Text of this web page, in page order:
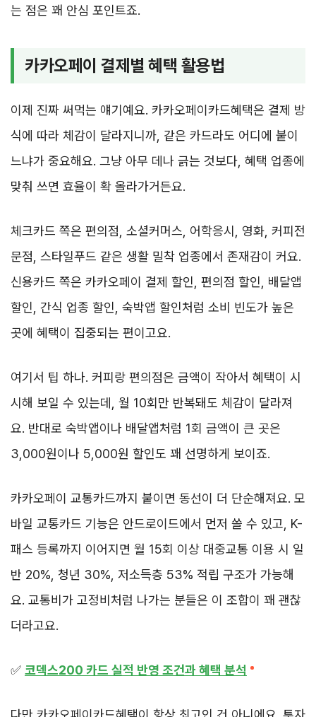
는 점은 꽤 안심 포인트죠.
카카오페이 결제별 혜택 활용법
이제 진짜 써먹는 얘기예요. 카카오페이카드혜택은 결제 방
식에 따라 체감이 달라지니까, 같은 카드라도 어디에 붙이
느냐가 중요해요. 그냥 아무 데나 긁는 것보다, 혜택 업종에
맞춰 쓰면 효율이 확 올라가거든요.
체크카드 쪽은 편의점, 소셜커머스, 어학응시, 영화, 커피전
문점, 스타일푸드 같은 생활 밀착 업종에서 존재감이 커요.
신용카드 쪽은 카카오페이 결제 할인, 편의점 할인, 배달앱
할인, 간식 업종 할인, 숙박앱 할인처럼 소비 빈도가 높은
곳에 혜택이 집중되는 편이고요.
여기서 팁 하나. 커피랑 편의점은 금액이 작아서 혜택이 시
시해 보일 수 있는데, 월 10회만 반복돼도 체감이 달라져
요. 반대로 숙박앱이나 배달앱처럼 1회 금액이 큰 곳은
3,000원이나 5,000원 할인도 꽤 선명하게 보이죠.
카카오페이 교통카드까지 붙이면 동선이 더 단순해져요. 모
바일 교통카드 기능은 안드로이드에서 먼저 쓸 수 있고, K-
패스 등록까지 이어지면 월 15회 이상 대중교통 이용 시 일
반 20%, 청년 30%, 저소득층 53% 적립 구조가 가능해
요. 교통비가 고정비처럼 나가는 분들은 이 조합이 꽤 괜찮
더라고요.
✅ 코덱스200 카드 실적 반영 조건과 혜택 분석